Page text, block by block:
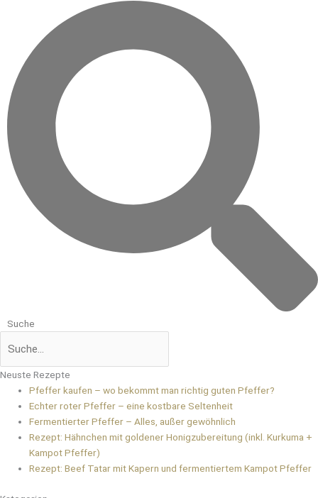
Suche
Neuste Rezepte
Pfeffer kaufen – wo bekommt man richtig guten Pfeffer?
Echter roter Pfeffer – eine kostbare Seltenheit
Fermentierter Pfeffer – Alles, außer gewöhnlich
Rezept: Hähnchen mit goldener Honigzubereitung (inkl. Kurkuma +
Kampot Pfeffer)
Rezept: Beef Tatar mit Kapern und fermentiertem Kampot Pfeffer